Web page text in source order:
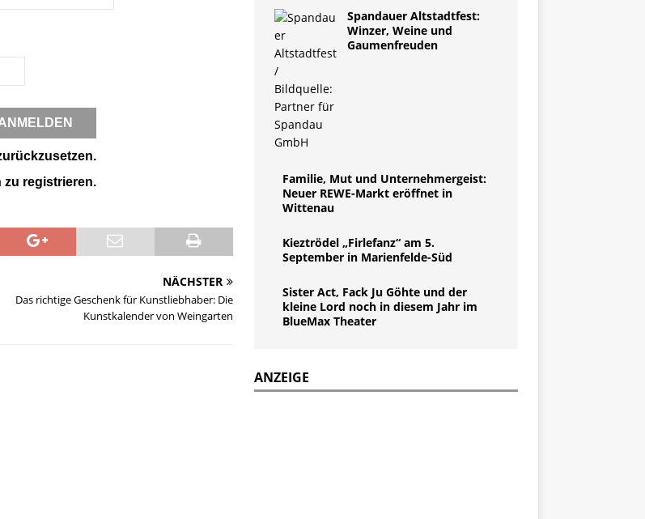
zu registrieren.
NÄCHSTER
Das richtige Geschenk für Kunstliebhaber: Die
Kunstkalender von Weingarten
Spandauer Altstadtfest:
Winzer, Weine und
Gaumenfreuden
Familie, Mut und Unternehmergeist:
Neuer REWE-Markt eröffnet in
Wittenau
Kieztrödel „Firlefanz“ am 5.
September in Marienfelde-Süd
Sister Act, Fack Ju Göhte und der
kleine Lord noch in diesem Jahr im
BlueMax Theater
ANZEIGE